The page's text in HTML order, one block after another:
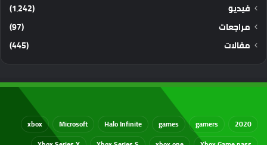
فيديو
(1٬242)
مراجعات
(97)
مقالات
(445)
2020
gamers
games
Halo Infinite
Microsoft
xbox